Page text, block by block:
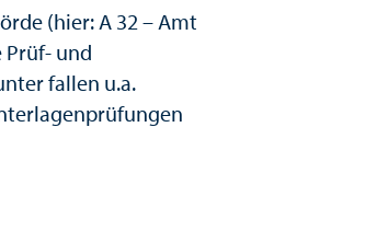
(hier: A 32 – Amt
und
fallen u.a.